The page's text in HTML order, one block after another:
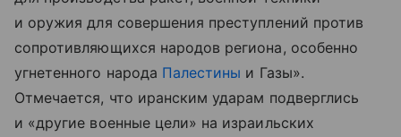
и оружия для совершения преступлений против
сопротивляющихся народов региона, особенно
угнетенного народа Палестины и Газы».
Отмечается, что иранским ударам подверглись
и «другие военные цели» на израильских